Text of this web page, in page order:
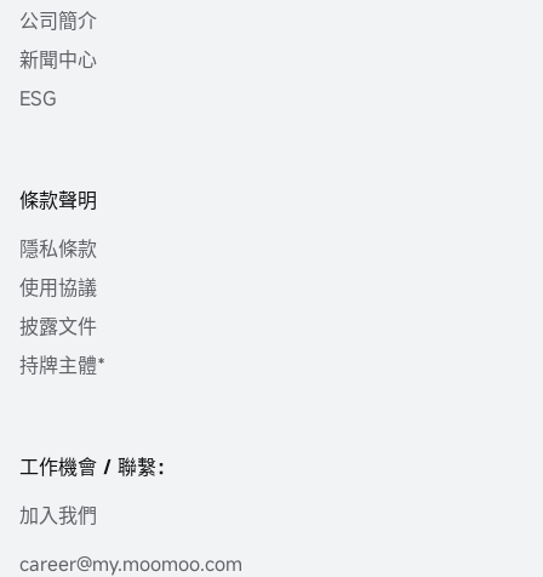
公司簡介
新聞中心
ESG
條款聲明
隱私條款
使用協議
披露文件
持牌主體*
工作機會 / 聯繫：
加入我們
career@my.moomoo.com